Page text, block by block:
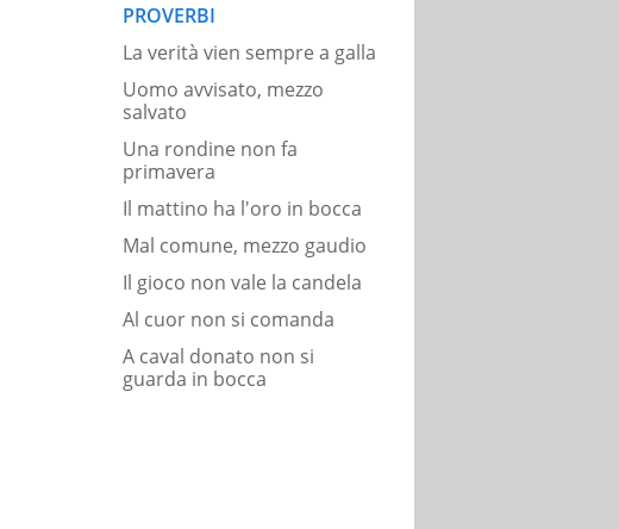
PROVERBI
La verità vien sempre a galla
Uomo avvisato, mezzo
salvato
Una rondine non fa
primavera
Il mattino ha l'oro in bocca
Mal comune, mezzo gaudio
Il gioco non vale la candela
Al cuor non si comanda
A caval donato non si
guarda in bocca